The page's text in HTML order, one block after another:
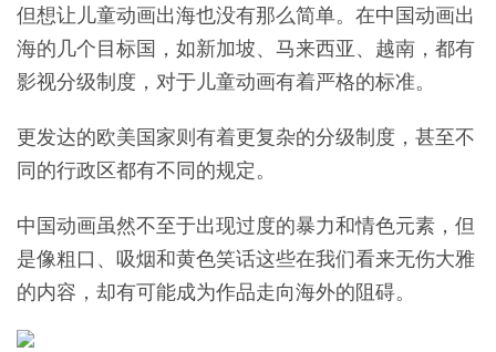
但想让儿童动画出海也没有那么简单。在中国动画出
海的几个目标国，如新加坡、马来西亚、越南，都有
影视分级制度，对于儿童动画有着严格的标准。
更发达的欧美国家则有着更复杂的分级制度，甚至不
同的行政区都有不同的规定。
中国动画虽然不至于出现过度的暴力和情色元素，但
是像粗口、吸烟和黄色笑话这些在我们看来无伤大雅
的内容，却有可能成为作品走向海外的阻碍。